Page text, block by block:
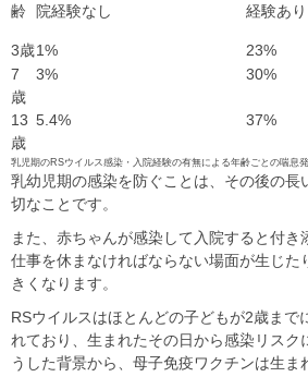
齢
院経験なし
経験あり
3歳1%
23%
7
歳
3% 30%
13
歳
5.4% 37%
乳児期のRSウイルス感染・入院経験の有無による年齢ごとの喘息
乳幼児期の感染を防ぐことは、その後の長
切なことです。
また、赤ちゃんが感染して入院すると付き
仕事を休まなければならない場面が生じた
きくなります。
RSウイルスはほとんどの子どもが2歳まで
れており、生まれたその日から感染リスク
うした背景から、母子免疫ワクチンは生ま